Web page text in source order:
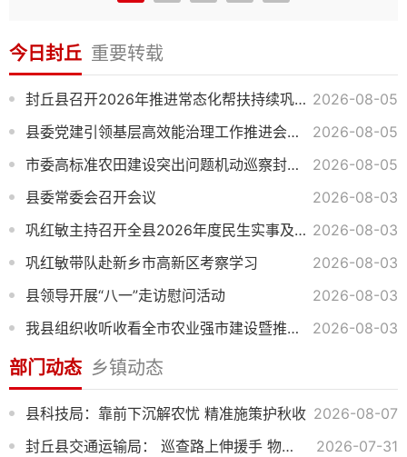
今日封丘 重要转载
封丘县召开2026年推进常态化帮扶持续巩固拓展脱贫攻坚成果工作会议 2026-08-05
县委党建引领基层高效能治理工作推进会议召开
2026-08-05
市委高标准农田建设突出问题机动巡察封丘县情况反馈会议召开
2026-08-05
县委常委会召开会议
2026-08-03
巩红敏主持召开全县2026年度民生实事及项目建设工作推进会 2026-08-03
巩红敏带队赴新乡市高新区考察学习
2026-08-03
县领导开展“八一”走访慰问活动
2026-08-03
我县组织收听收看全市农业强市建设暨推进常态化帮扶持续巩固拓展脱贫攻坚成果工作会议
2026-08-03
部门动态 乡镇动态
县科技局：靠前下沉解农忧 精准施策护秋收 2026-08-07
封丘县交通运输局： 巡查路上伸援手 物归原主践初心
2026-07-31